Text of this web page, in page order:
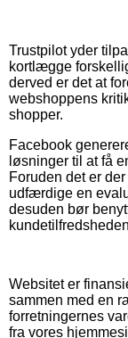
Trustpilot yder
kortlægge
derved er det at
webshoppens
shopper.
Facebook
løsninger til at få
Foruden det er
udfærdige en
desuden bør
Websitet er
sammen med en
forretningernes
fra vores